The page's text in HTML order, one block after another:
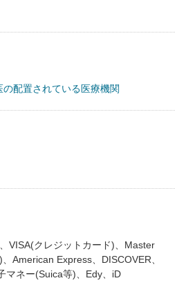
配置されている医療機関
VISA(クレジットカード)、Master
American Express、DISCOVER、
マネー(Suica等)、Edy、iD